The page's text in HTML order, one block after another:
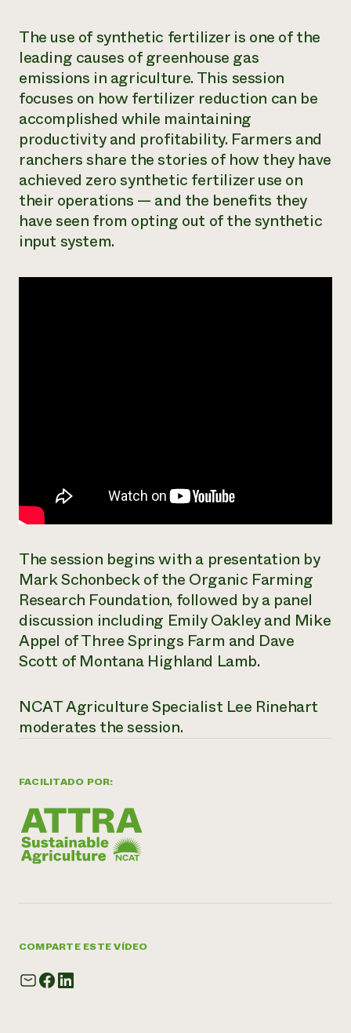
FACILITADO POR:
COMPARTE ESTE VÍDEO
The use of synthetic fertilizer is one of the
leading causes of greenhouse gas
emissions in agriculture. This session
focuses on how fertilizer reduction can be
accomplished while maintaining
productivity and profitability. Farmers and
ranchers share the stories of how they have
achieved zero synthetic fertilizer use on
their operations — and the benefits they
have seen from opting out of the synthetic
input system.
The session begins with a presentation by
Mark Schonbeck of the Organic Farming
Research Foundation, followed by a panel
discussion including Emily Oakley and Mike
Appel of Three Springs Farm and Dave
Scott of Montana Highland Lamb.
NCAT Agriculture Specialist Lee Rinehart
moderates the session.